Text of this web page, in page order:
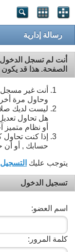
رسالة إدارية
أنت لم تسجل الدخول
الصفحة. هذا قد يكون
أنت غير مسجل
وحاول مرة
ليست لديك
هل تحاول
أو نظام متميز
إذا كنت تحاول
حسابك , أو أن
يتوجب عليك التسجيل
تسجيل الدخول
اسم العضو:
كلمة المرور: